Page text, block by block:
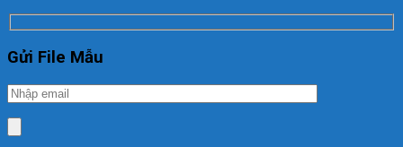
Gửi File Mẫu